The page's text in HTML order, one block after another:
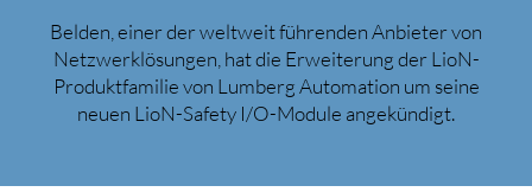
Belden, einer der weltweit führenden Anbieter von
Netzwerklösungen, hat die Erweiterung der LioN-
Produktfamilie von Lumberg Automation um seine
neuen LioN-Safety I/O-Module angekündigt.